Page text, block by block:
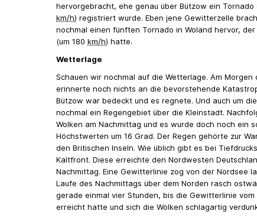
hervorgebracht, ehe genau über Bützow ein Tornado
km/h) registriert wurde. Eben jene Gewitterzelle
nochmal einen fünften Tornado in Woland hervor, der
(um 180 km/h) hatte.
Wetterlage
Schauen wir nochmal auf die Wetterlage. Am Morgen
erinnerte noch nichts an die bevorstehende
Bützow war bedeckt und es regnete. Und auch um
nochmal ein Regengebiet über die Kleinstadt.
Wolken am Nachmittag und es wurde doch noch ein
Höchstwerten um 16 Grad. Der Regen gehörte zur
den Britischen Inseln. Wie üblich gibt es bei
Kaltfront. Diese erreichte den Nordwesten
Nachmittag. Eine Gewitterlinie zog von der Nordsee
Laufe des Nachmittags über dem Norden rasch
gerade einmal vier Stunden, bis die Gewitterlinie vom
erreicht hatte und sich die Wolken schlagartig